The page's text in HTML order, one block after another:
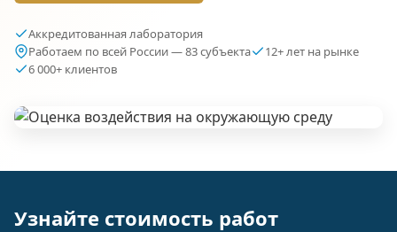
Аккредитованная лаборатория
Работаем по всей России — 83 субъекта
12+ лет на рынке
6 000+ клиентов
Узнайте стоимость работ